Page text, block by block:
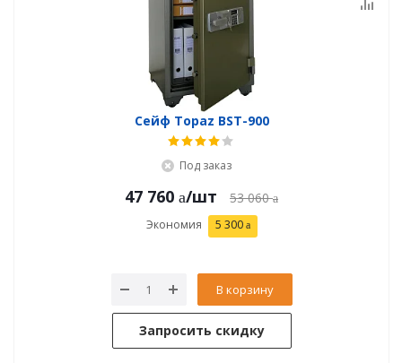
Сейф Topaz BST-900
Под заказ
47 760 /шт 53 060
Экономия 5 300
В корзину
Запросить скидку